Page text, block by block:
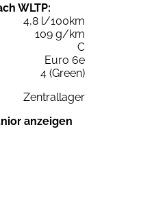
WLTP:
4,8 l/100km
109 g/km
C
Euro 6e
4 (Green)
Zentrallager
anzeigen